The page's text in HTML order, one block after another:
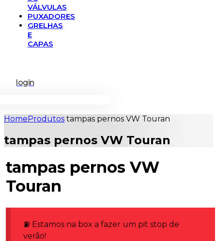
VÁLVULAS
PUXADORES
GRELHAS
E
CAPAS
login
Home Produtos tampas pernos VW Touran
tampas pernos VW Touran
tampas pernos VW
Touran
⛽ Estamos na box a fazer um pit stop de
verão!